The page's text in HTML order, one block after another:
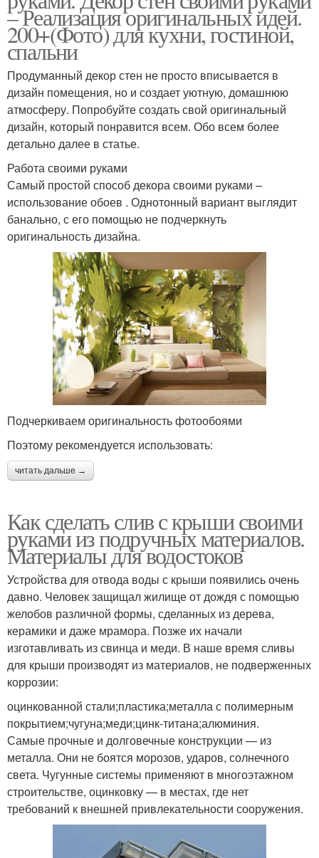
– Реализация оригинальных идей.
200+(Фото) для кухни, гостиной,
спальни
Продуманный декор стен не просто вписывается в
дизайн помещения, но и создает уютную, домашнюю
атмосферу. Попробуйте создать свой оригинальный
дизайн, который понравится всем. Обо всем более
детально далее в статье.
Работа своими руками
Самый простой способ декора своими руками –
использование обоев . Однотонный вариант выглядит
банально, с его помощью не подчеркнуть
оригинальность дизайна.
Подчеркиваем оригинальность фотообоями
Поэтому рекомендуется использовать:
читать дальше →
Как сделать слив с крыши своими
руками из подручных материалов.
Материалы для водостоков
Устройства для отвода воды с крыши появились очень
давно. Человек защищал жилище от дождя с помощью
желобов различной формы, сделанных из дерева,
керамики и даже мрамора. Позже их начали
изготавливать из свинца и меди. В наше время сливы
для крыши производят из материалов, не подверженных
коррозии:
оцинкованной стали;пластика;металла с полимерным
покрытием;чугуна;меди;цинк-титана;алюминия.
Самые прочные и долговечные конструкции — из
металла. Они не боятся морозов, ударов, солнечного
света. Чугунные системы применяют в многоэтажном
строительстве, оцинковку — в местах, где нет
требований к внешней привлекательности сооружения.